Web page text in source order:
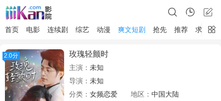
首页 电影 连续剧 综艺 动漫 爽文短剧 抢先 推荐 求片
2.0分 玫瑰轻颤时
主演： 未知
导演： 未知
分类： 女频恋爱 地区： 中国大陆